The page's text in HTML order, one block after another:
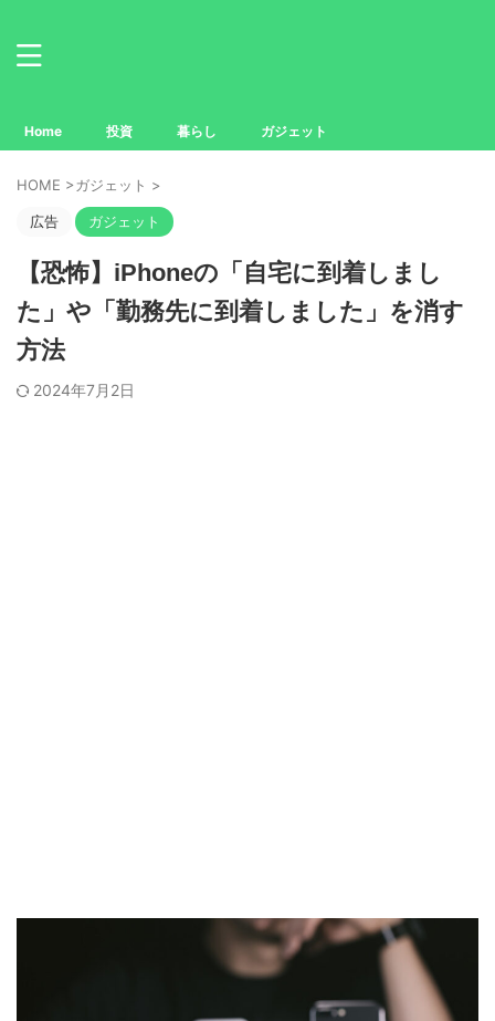
Home 投資 暮らし ガジェット
HOME >ガジェット >
広告 ガジェット
【恐怖】iPhoneの「自宅に到着しまし
た」や「勤務先に到着しました」を消す
方法
2024年7月2日